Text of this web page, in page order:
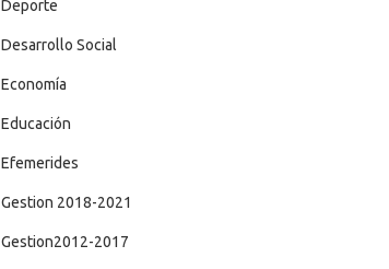
Deporte
Desarrollo Social
Economía
Educación
Efemerides
Gestion 2018-2021
Gestion2012-2017